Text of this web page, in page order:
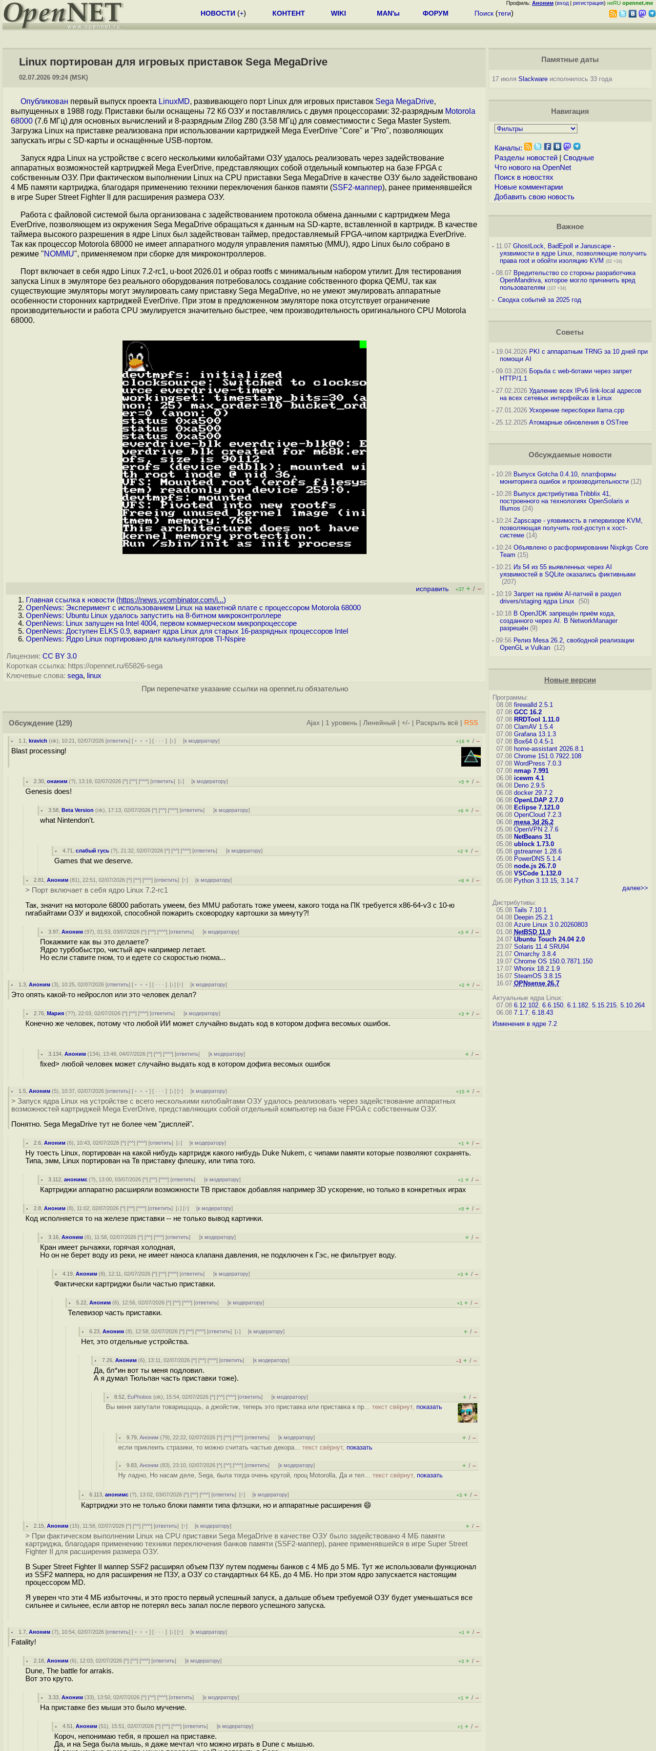
Профиль: Аноним (вход | регистрация) неRU opennet.me
НОВОСТИ (+) КОНТЕНТ WIKI MAN'ы ФОРУМ Поиск (теги)
Linux портирован для игровых приставок Sega MegaDrive
02.07.2026 09:24 (MSK)
Опубликован первый выпуск проекта LinuxMD, развивающего порт Linux для игровых приставок Sega MegaDrive,
выпущенных в 1988 году. Приставки были оснащены 72 Кб ОЗУ и поставлялись с двумя процессорами: 32-разрядным Motorola
68000 (7.6 МГц) для основных вычислений и 8-разрядным Zilog Z80 (3.58 МГц) для совместимости с Sega Master System.
Загрузка Linux на приставке реализована при использовании картриджей Mega EverDrive "Core" и "Pro", позволяющих
запускать игры с SD-карты и оснащённые USB-портом.
Запуск ядра Linux на устройстве с всего несколькими килобайтами ОЗУ удалось реализовать через задействование
аппаратных возможностей картриджей Mega EverDrive, представляющих собой отдельный компьютер на базе FPGA с
собственным ОЗУ. При фактическом выполнении Linux на CPU приставки Sega MegaDrive в качестве ОЗУ было задействовано
4 МБ памяти картриджа, благодаря применению техники переключения банков памяти (SSF2-маппер), ранее применявшейся
в игре Super Street Fighter II для расширения размера ОЗУ.
Работа с файловой системой была организована с задействованием протокола обмена данными с картриджем Mega
EverDrive, позволяющем из окружения Sega MegaDrive обращаться к данным на SD-карте, вставленной в картридж. В качестве
таймера высокого разрешения в ядре Linux был задействован таймер, предоставляемый FPGA-чипом картриджа EverDrive.
Так как процессор Motorola 68000 не имеет аппаратного модуля управления памятью (MMU), ядро Linux было собрано в
режиме "NOMMU", применяемом при сборке для микроконтроллеров.
Порт включает в себя ядро Linux 7.2-rc1, u-boot 2026.01 и образ rootfs с минимальным набором утилит. Для тестирования
запуска Linux в эмуляторе без реального оборудования потребовалось создание собственного форка QEMU, так как
существующие эмуляторы могут эмулировать саму приставку Sega MegaDrive, но не умеют эмулировать аппаратные
особенности сторонних картриджей EverDrive. При этом в предложенном эмуляторе пока отсутствует ограничение
производительности и работа CPU эмулируется значительно быстрее, чем производительность оригинального CPU Motorola
68000.
исправить +37 + / –
Главная ссылка к новости (https://news.ycombinator.com/i...)
OpenNews: Эксперимент с использованием Linux на макетной плате с процессором Motorola 68000
OpenNews: Ubuntu Linux удалось запустить на 8-битном микроконтроллере
OpenNews: Linux запущен на Intel 4004, первом коммерческом микропроцессоре
OpenNews: Доступен ELKS 0.9, вариант ядра Linux для старых 16-разрядных процессоров Intel
OpenNews: Ядро Linux портировано для калькуляторов TI-Nspire
Лицензия: CC BY 3.0
Короткая ссылка: https://opennet.ru/65826-sega
Ключевые слова: sega, linux
При перепечатке указание ссылки на opennet.ru обязательно
Обсуждение (129) Ajax 1 уровень Линейный +/- Раскрыть всё RSS
1.1 ,kravich (ok), 10:21, 02/07/2026 [ответить] [ ﹢﹢﹢] [ · · ·][↓] [к модератору] +18 + / –
Blast processing!
2.30 ,онаним (?), 13:19, 02/07/2026 [^] [^^] [^^^] [ответить][↓] [к модератору] +5 + / –
Genesis does!
3.58 ,Beta Version (ok), 17:13, 02/07/2026 [^] [^^] [^^^] [ответить] [к модератору] +6 + / –
what Nintendon't.
4.71 ,слабый гусь (?), 21:32, 02/07/2026 [^] [^^] [^^^] [ответить] [к модератору] +2 + / –
Games that we deserve.
2.81 ,Аноним (81), 22:51, 02/07/2026 [^] [^^] [^^^] [ответить][↑] [к модератору] +8 + / –
> Порт включает в себя ядро Linux 7.2-rc1
Так, значит на мотороле 68000 работать умеем, без MMU работать тоже умеем, какого тогда на ПК требуется x86-64-v3 с 10-ю
гигабайтами ОЗУ и видюхой, способной пожарить сковородку картошки за минуту?!
3.97 ,Аноним (97), 01:53, 03/07/2026 [^] [^^] [^^^] [ответить] [к модератору] +3 + / –
Покажмите как вы это делаете?
Ядро турбобыстро, чистый арч например летает.
Но если ставите гном, то и едете со скоростью гнома...
1.3 ,Аноним (3), 10:25, 02/07/2026 [ответить] [ ﹢﹢﹢] [ · · ·][↓] [↑] [к модератору] +2 + / –
Это опять какой-то нейрослоп или это человек делал?
2.76 ,Мария (??), 22:03, 02/07/2026 [^] [^^] [^^^] [ответить] [к модератору] +3 + / –
Конечно же человек, потому что любой ИИ может случайно выдать код в котором дофига весомых ошибок.
3.134 ,Аноним (134), 13:48, 04/07/2026 [^] [^^] [^^^] [ответить] [к модератору] + / –
fixed> любой человек может случайно выдать код в котором дофига весомых ошибок
1.5 ,Аноним (5), 10:37, 02/07/2026 [ответить] [ ﹢﹢﹢] [ · · ·][↓] [↑] [к модератору] +15 + / –
> Запуск ядра Linux на устройстве с всего несколькими килобайтами ОЗУ удалось реализовать через задействование аппаратных
возможностей картриджей Mega EverDrive, представляющих собой отдельный компьютер на базе FPGA с собственным ОЗУ.
Понятно. Sega MegaDrive тут не более чем "дисплей".
2.6 ,Аноним (6), 10:43, 02/07/2026 [^] [^^] [^^^] [ответить][↓] [к модератору] +1 + / –
Ну тоесть Linux, портирован на какой нибудь картридж какого нибудь Duke Nukem, с чипами памяти которые позволяют сохранять.
Типа, эмм, Linux портирован на Тв приставку флешку, или типа того.
3.112 ,анонимс (?), 13:00, 03/07/2026 [^] [^^] [^^^] [ответить] [к модератору] +1 + / –
Картриджи аппаратно расширяли возможности ТВ приставок добавляя например 3D ускорение, но только в конкретных играх
2.8 ,Аноним (8), 11:02, 02/07/2026 [^] [^^] [^^^] [ответить][↓] [↑] [к модератору] +5 + / –
Код исполняется то на железе приставки -- не только вывод картинки.
3.16 ,Аноним (6), 11:58, 02/07/2026 [^] [^^] [^^^] [ответить] [к модератору] + / –
Кран имеет рычажки, горячая холодная,
Но он не берет воду из реки, не имеет наноса клапана давления, не подключен к Гэс, не фильтрует воду.
4.19 ,Аноним (8), 12:11, 02/07/2026 [^] [^^] [^^^] [ответить] [к модератору] +3 + / –
Фактически картриджи были частью приставки.
5.22 ,Аноним (6), 12:56, 02/07/2026 [^] [^^] [^^^] [ответить] [к модератору] +1 + / –
Телевизор часть приставки.
6.23 ,Аноним (8), 12:58, 02/07/2026 [^] [^^] [^^^] [ответить][↓] [к модератору] + / –
Нет, это отдельные устройства.
7.26 ,Аноним (6), 13:11, 02/07/2026 [^] [^^] [^^^] [ответить] [к модератору] –1 + / –
Да, бл*ин вот ты меня подловил.
А я думал Тюльпан часть приставки тоже).
8.52 EuPhobos (ok), 15:54, 02/07/2026 [^] [^^] [^^^] [ответить] [к модератору] + / –
Вы меня запутали товарищщщь, а джойстик, теперь это приставка или приставка к пр... текст свёрнут, показать
9.79 ,Аноним (79), 22:22, 02/07/2026 [^] [^^] [^^^] [ответить] [к модератору] + / –
если приклеить стразики, то можно считать частью декора... текст свёрнут, показать
9.83 ,Аноним (83), 23:10, 02/07/2026 [^] [^^] [^^^] [ответить] [к модератору] + / –
Ну ладно, Но насам деле, Sega, была тогда очень крутой, проц Motorolla, Да и тел... текст свёрнут, показать
6.113 ,анонимс (?), 13:02, 03/07/2026 [^] [^^] [^^^] [ответить][↑] [к модератору] +3 + / –
Картриджи это не только блоки памяти типа флэшки, но и аппаратные расширения 😄
2.15 ,Аноним (15), 11:58, 02/07/2026 [^] [^^] [^^^] [ответить][↑] [к модератору] + / –
> При фактическом выполнении Linux на CPU приставки Sega MegaDrive в качестве ОЗУ было задействовано 4 МБ памяти
картриджа, благодаря применению техники переключения банков памяти (SSF2-маппер), ранее применявшейся в игре Super Street
Fighter II для расширения размера ОЗУ.
В Super Street Fighter II маппер SSF2 расширял объем ПЗУ путем подмены банков с 4 МБ до 5 МБ. Тут же использовали функционал
из SSF2 маппера, но для расширения не ПЗУ, а ОЗУ со стандартных 64 КБ, до 4 МБ. Но при этом ядро запускается настоящим
процессором MD.
Я уверен что эти 4 МБ избыточны, и это просто первый успешный запуск, а дальше объем требуемой ОЗУ будет уменьшаться все
сильнее и сильнее, если автор не потерял весь запал после первого успешного запуска.
1.7 ,Аноним (7), 10:54, 02/07/2026 [ответить] [ ﹢﹢﹢] [ · · ·][↓] [↑] [к модератору] +1 + / –
Fatality!
2.18 ,Аноним (6), 12:03, 02/07/2026 [^] [^^] [^^^] [ответить] [к модератору] +3 + / –
Dune, The battle for arrakis.
Вот это круто.
3.33 ,Аноним (33), 13:50, 02/07/2026 [^] [^^] [^^^] [ответить] [к модератору] +1 + / –
На приставке без мыши это было мучение.
4.51 ,Аноним (51), 15:51, 02/07/2026 [^] [^^] [^^^] [ответить] [к модератору] +1 + / –
Короч, непонимаю тебя, я прошел на приставке.
Да, и на Sega была мышь, я даже мечтал что можно играть в Dune с мышью.
Памятные даты
17 июля Slackwareисполнилось 33 года
Навигация
Каналы:
Разделы новостей| Сводные
Что нового на OpenNet
Поиск в новостях
Новые комментарии
Добавить свою новость
Важное
-11.07 GhostLock, BadEpoll и Januscape -
уязвимости в ядре Linux, позволяющие получить
права root и обойти изоляцию KVM (82 +34)
-08.07 Вредительство со стороны разработчика
OpenMandriva, которое могло причинить вред
пользователям (107 +34)
- Сводка событий за 2025 год
Советы
-19.04.2026 PKI с аппаратным TRNG за 10 дней при
помощи AI
-09.03.2026 Борьба с web-ботами через запрет
HTTP/1.1
-27.02.2026 Удаление всех IPv6 link-local адресов
на всех сетевых интерфейсах в Linux
-27.01.2026 Ускорение пересборки llama.cpp
-25.12.2025 Атомарные обновления в OSTree
Обсуждаемые новости
-10:28 Выпуск Gotcha 0.4.10, платформы
мониторинга ошибок и производительности(12)
-10:28 Выпуск дистрибутива Tribblix 41,
построенного на технологиях OpenSolaris и
Illumos (24)
-10:24 Zapscape - уязвимость в гипервизоре KVM,
позволяющая получить root-доступ к хост-
системе(14)
-10:24 Объявлено о расформировании Nixpkgs Core
Team (15)
-10:21 Из 54 из 55 выявленных через AI
уязвимостей в SQLite оказались фиктивными
(207)
-10:19 Запрет на приём AI-патчей в раздел
drivers/staging ядра Linux
(50)
-10:18 В OpenJDK запрещён приём кода,
созданного через AI. В NetworkManager
разрешён(9)
-09:56 Релиз Mesa 26.2, свободной реализации
OpenGL и Vulkan (12)
Новые версии
Программы:
08.08 firewalld 2.5.1
07.08 GCC 16.2
07.08 RRDTool 1.11.0
07.08 ClamAV 1.5.4
07.08 Grafana 13.1.3
07.08 Box64 0.4.5-1
07.08 home-assistant 2026.8.1
07.08 Chrome 151.0.7922.108
07.08 WordPress 7.0.3
07.08 nmap 7.991
06.08 icewm 4.1
06.08 Deno 2.9.5
06.08 docker 29.7.2
06.08 OpenLDAP 2.7.0
06.08 Eclipse 7.121.0
06.08 OpenCloud 7.2.3
06.08 mesa 3d 26.2
05.08 OpenVPN 2.7.6
05.08 NetBeans 31
05.08 ublock 1.73.0
05.08 gstreamer 1.28.6
05.08 PowerDNS 5.1.4
05.08 node.js 26.7.0
05.08 VSCode 1.132.0
05.08 Python 3.13.15, 3.14.7
далее>>
Дистрибутивы:
05.08 Tails 7.10.1
04.08 Deepin 25.2.1
03.08 Azure Linux 3.0.20260803
01.08 NetBSD 11.0
24.07 Ubuntu Touch 24.04 2.0
23.07 Solaris 11.4 SRU94
21.07 Omarchy 3.8.4
19.07 Chrome OS 150.0.7871.150
17.07 Whonix 18.2.1.9
16.07 SteamOS 3.8.15
16.07 OPNsense 26.7
Актуальные ядра Linux:
07.08 6.12.102, 6.6.150, 6.1.182, 5.15.215, 5.10.264
06.08 7.1.7, 6.18.43
Изменения в ядре 7.2